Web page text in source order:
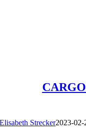
Elisabeth Strecker2023-